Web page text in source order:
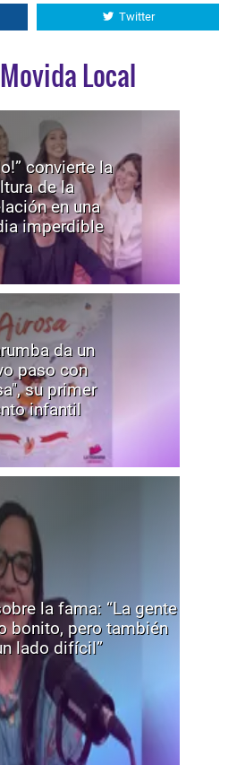
Twitter
Local
convierte la
de la
en una
imperdible
da un
paso con
su primer
infantil
la fama: “La gente
bonito, pero también
lado difícil”